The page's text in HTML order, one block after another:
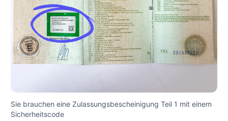
Sie brauchen eine Zulassungsbescheinigung Teil 1 mit einem
Sicherheitscode